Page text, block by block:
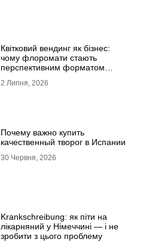
Квітковий вендинг як бізнес:
чому флоромати стають
перспективним форматом
2 Липня, 2026
Почему важно купить
качественный творог в Испании
30 Червня, 2026
Krankschreibung: як піти на
лікарняний у Німеччині — і не
зробити з цього проблему